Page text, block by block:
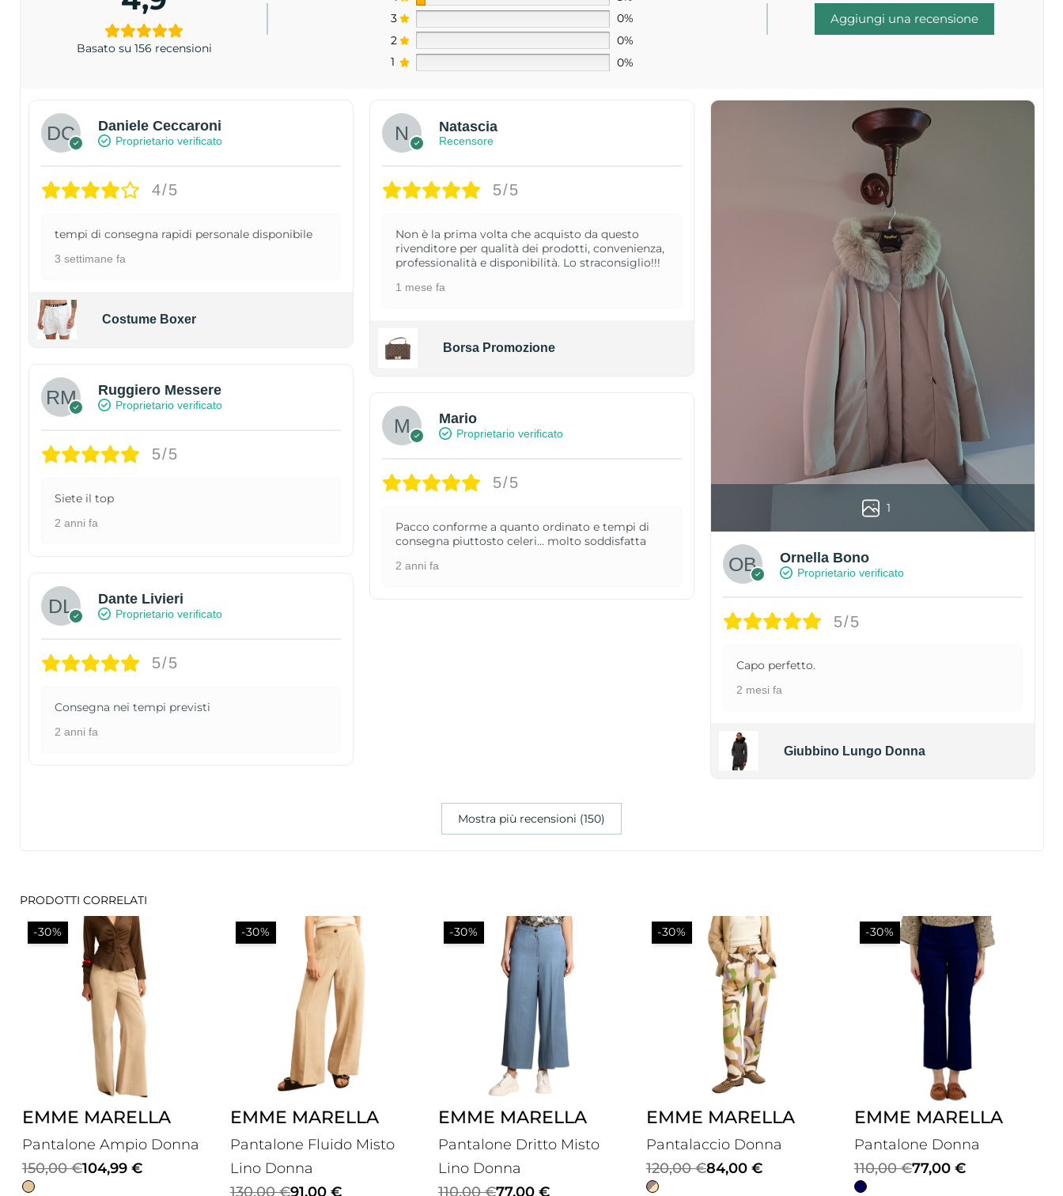
Basato su 156 recensioni
3
0%
2
0%
1
0%
Aggiungi una recensione
Daniele Ceccaroni
Proprietario verificato
4/5
tempi di consegna rapidi personale disponibile
3 settimane fa
Costume Boxer
Ruggiero Messere
Proprietario verificato
5/5
Siete il top
2 anni fa
Dante Livieri
Proprietario verificato
5/5
Consegna nei tempi previsti
2 anni fa
Natascia
Recensore
5/5
Non è la prima volta che acquisto da questo
rivenditore per qualità dei prodotti, convenienza,
professionalità e disponibilità. Lo straconsiglio!!!
1 mese fa
Borsa Promozione
Mario
Proprietario verificato
5/5
Pacco conforme a quanto ordinato e tempi di
consegna piuttosto celeri... molto soddisfatta
2 anni fa
1
Ornella Bono
Proprietario verificato
5/5
Capo perfetto.
2 mesi fa
Giubbino Lungo Donna
Mostra più recensioni (150)
PRODOTTI CORRELATI
-30%
EMME MARELLA
Pantalone Ampio Donna
150,00€
Il
prezzo
104,99 €
Il
prezzo
-30%
EMME MARELLA
Pantalone Fluido Misto
Lino Donna
130,00€
Il 91,00 €
Il
-30%
EMME MARELLA
Pantalone Dritto Misto
Lino Donna
110,00€
Il 77,00 €
Il
-30%
EMME MARELLA
Pantalaccio Donna
120,00€
Il
prezzo
84,00 €
Il
prezzo
-30%
EMME MARELLA
Pantalone Donna
110,00€
Il
prezzo
77,00 €
Il
prezzo